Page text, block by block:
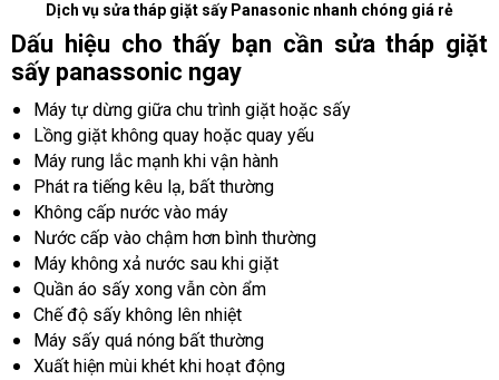
Dịch vụ sửa tháp giặt sấy Panasonic nhanh chóng giá rẻ
Dấu hiệu cho thấy bạn cần sửa tháp giặt
sấy panassonic ngay
Máy tự dừng giữa chu trình giặt hoặc sấy
Lồng giặt không quay hoặc quay yếu
Máy rung lắc mạnh khi vận hành
Phát ra tiếng kêu lạ, bất thường
Không cấp nước vào máy
Nước cấp vào chậm hơn bình thường
Máy không xả nước sau khi giặt
Quần áo sấy xong vẫn còn ẩm
Chế độ sấy không lên nhiệt
Máy sấy quá nóng bất thường
Xuất hiện mùi khét khi hoạt động